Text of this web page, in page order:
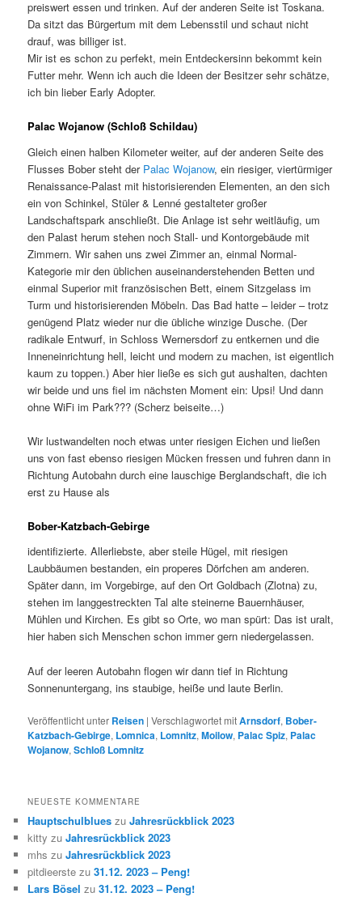
preiswert essen und trinken. Auf der anderen Seite ist Toskana.
Da sitzt das Bürgertum mit dem Lebensstil und schaut nicht
drauf, was billiger ist.
Mir ist es schon zu perfekt, mein Entdeckersinn bekommt kein
Futter mehr. Wenn ich auch die Ideen der Besitzer sehr schätze,
ich bin lieber Early Adopter.
Palac Wojanow (Schloß Schildau)
Gleich einen halben Kilometer weiter, auf der anderen Seite des
Flusses Bober steht der Palac Wojanow, ein riesiger, viertürmiger
Renaissance-Palast mit historisierenden Elementen, an den sich
ein von Schinkel, Stüler & Lenné gestalteter großer
Landschaftspark anschließt. Die Anlage ist sehr weitläufig, um
den Palast herum stehen noch Stall- und Kontorgebäude mit
Zimmern. Wir sahen uns zwei Zimmer an, einmal Normal-
Kategorie mir den üblichen auseinanderstehenden Betten und
einmal Superior mit französischen Bett, einem Sitzgelass im
Turm und historisierenden Möbeln. Das Bad hatte – leider – trotz
genügend Platz wieder nur die übliche winzige Dusche. (Der
radikale Entwurf, in Schloss Wernersdorf zu entkernen und die
Inneneinrichtung hell, leicht und modern zu machen, ist eigentlich
kaum zu toppen.) Aber hier ließe es sich gut aushalten, dachten
wir beide und uns fiel im nächsten Moment ein: Upsi! Und dann
ohne WiFi im Park??? (Scherz beiseite…)
Wir lustwandelten noch etwas unter riesigen Eichen und ließen
uns von fast ebenso riesigen Mücken fressen und fuhren dann in
Richtung Autobahn durch eine lauschige Berglandschaft, die ich
erst zu Hause als
Bober-Katzbach-Gebirge
identifizierte. Allerliebste, aber steile Hügel, mit riesigen
Laubbäumen bestanden, ein properes Dörfchen am anderen.
Später dann, im Vorgebirge, auf den Ort Goldbach (Zlotna) zu,
stehen im langgestreckten Tal alte steinerne Bauernhäuser,
Mühlen und Kirchen. Es gibt so Orte, wo man spürt: Das ist uralt,
hier haben sich Menschen schon immer gern niedergelassen.
Auf der leeren Autobahn flogen wir dann tief in Richtung
Sonnenuntergang, ins staubige, heiße und laute Berlin.
Veröffentlicht unter Reisen |Verschlagwortet mitArnsdorf, Bober-
Katzbach-Gebirge, Lomnica, Lomnitz,Moilow, Palac Spiz, Palac
Wojanow,Schloß Lomnitz
NEUESTE KOMMENTARE
Hauptschulblues zuJahresrückblick 2023
kitty zuJahresrückblick 2023
mhs zuJahresrückblick 2023
pitdieerste zu31.12. 2023 – Peng!
Lars Bösel zu31.12. 2023 – Peng!